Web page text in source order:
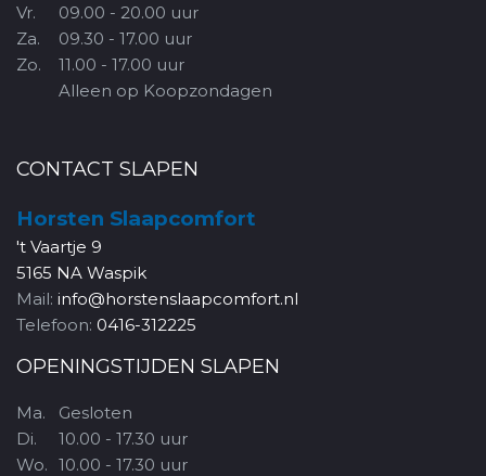
Vr.
Za.
Zo.
09.00 - 20.00 uur
09.30 - 17.00 uur
11.00 - 17.00 uur
Alleen op Koopzondagen
CONTACT SLAPEN
Horsten Slaapcomfort
't Vaartje 9
5165 NA Waspik
Mail: info@horstenslaapcomfort.nl
Telefoon: 0416-312225
OPENINGSTIJDEN SLAPEN
Ma.
Di.
Wo.
Gesloten
10.00 - 17.30 uur
10.00 - 17.30 uur